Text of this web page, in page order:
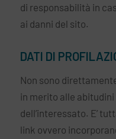
di responsabilità in
ai danni del sito.
DATI DI
Non sono
in merito alle
dell’interessato. E’
link ovvero